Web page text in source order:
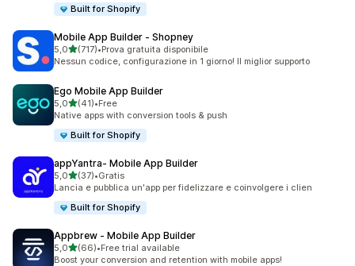
Built for Shopify
Mobile App Builder ‑ Shopney
5,0stelle su 5
(717)
717 recensioni totali
•Prova gratuita disponibile
Nessun codice, configurazione in 1 giorno! Il miglior supporto
Ego Mobile App Builder
5,0stelle su 5
(41)
41 recensioni totali
•Free
Native apps with conversion tools & push
Built for Shopify
appYantra‑ Mobile App Builder
5,0stelle su 5
(37)
37 recensioni totali
•Gratis
Lancia e pubblica un'app per fidelizzare e coinvolgere i clien
Built for Shopify
Appbrew ‑ Mobile App Builder
5,0stelle su 5
(66)
66 recensioni totali
•Free trial available
Boost your conversion and retention with mobile apps!